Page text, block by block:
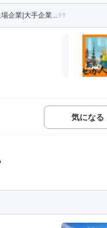
企業|大手企業...
気になる